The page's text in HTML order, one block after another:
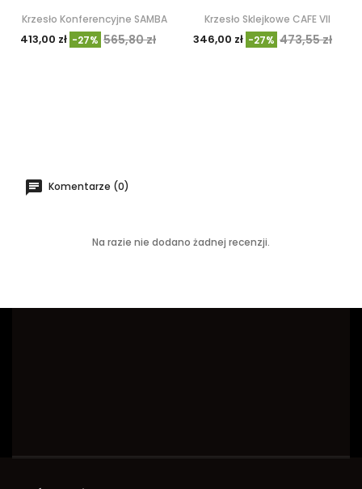
Krzesło Konferencyjne SAMBA
413,00 zł -27% 565,80 zł
Krzesło Sklejkowe CAFE VII
346,00 zł -27% 473,55 zł
Komentarze (0)
Na razie nie dodano żadnej recenzji.